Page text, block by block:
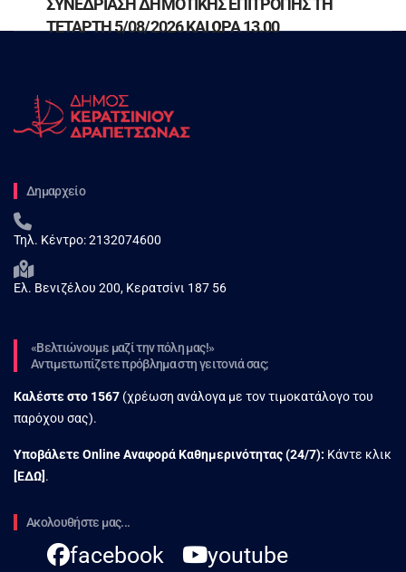
ΣΥΝΕΔΡΙΑΣΗ ΔΗΜΟΤΙΚΗΣ ΕΠΙΤΡΟΠΗΣ ΤΗ
ΤΕΤΑΡΤΗ 5/08/2026 ΚΑΙ ΩΡΑ 13.00
Δημαρχείο
Τηλ. Κέντρο:2132074600
Ελ. Βενιζέλου 200, Κερατσίνι 187 56
«Βελτιώνουμε μαζί την πόλη μας!»
Αντιμετωπίζετε πρόβλημα στη γειτονιά σας;
Καλέστε στο 1567 (χρέωση ανάλογα με τον τιμοκατάλογο του
παρόχου σας).
Υποβάλετε Online Αναφορά Kαθημερινότητας (24/7): Κάντε κλικ
[ΕΔΩ] .
Ακολουθήστε μας...
facebook youtube